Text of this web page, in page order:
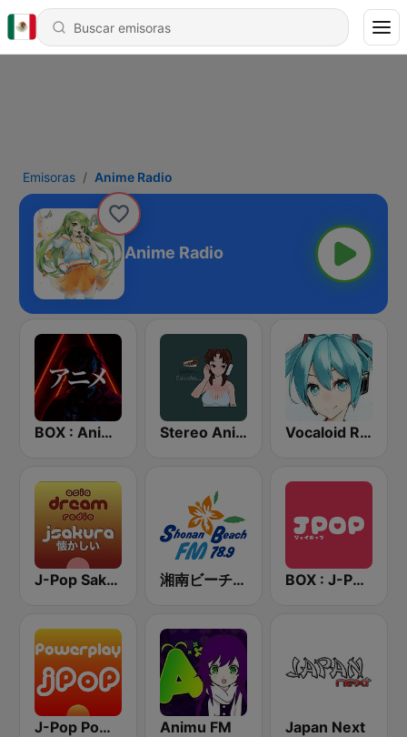
Emisoras Anime Radio
Anime Radio
BOX : Anime Radio -アニメラジオ Stereo Anime Vocaloid Radio
J-Pop Sakura 懐かしい 湘南ビーチFM (Shonan Beach FM) BOX : J-POP Radio - ジェイポップ 無線
J-Pop Powerplay Animu FM Japan Next